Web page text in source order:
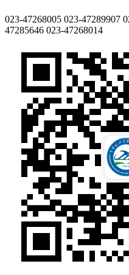
023-47268005 023-47289907
47285646 023-47268014